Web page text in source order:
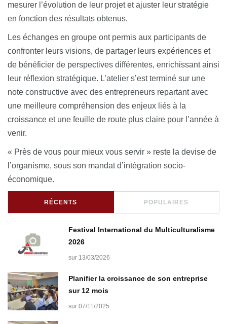
mesurer l’évolution de leur projet et ajuster leur stratégie
en fonction des résultats obtenus.
Les échanges en groupe ont permis aux participants de
confronter leurs visions, de partager leurs expériences et
de bénéficier de perspectives différentes, enrichissant ainsi
leur réflexion stratégique. L’atelier s’est terminé sur une
note constructive avec des entrepreneurs repartant avec
une meilleure compréhension des enjeux liés à la
croissance et une feuille de route plus claire pour l’année à
venir.
« Près de vous pour mieux vous servir » reste la devise de
l’organisme, sous son mandat d’intégration socio-
économique.
RÉCENTS POPULAIRES
Festival International du Multiculturalisme
2026
sur 13/03/2026
Planifier la croissance de son entreprise
sur 12 mois
sur 07/11/2025